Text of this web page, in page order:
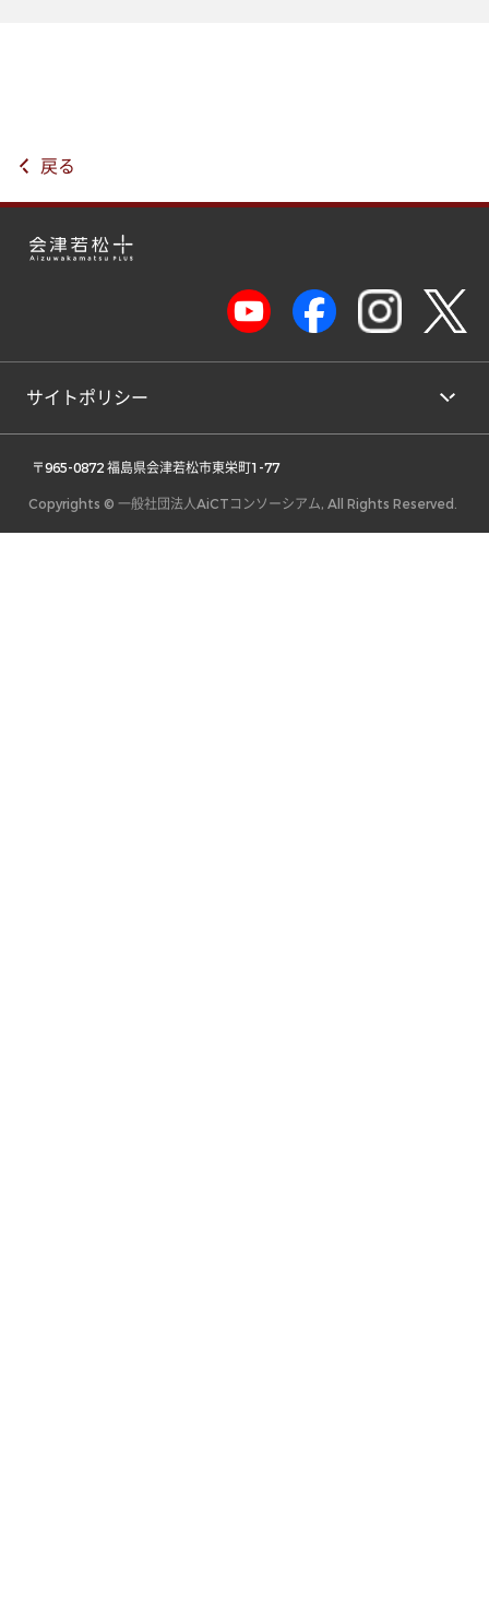
戻る
サイトポリシー
〒965-0872 福島県会津若松市東栄町1-77
Copyrights © 一般社団法人AiCTコンソーシアム, All Rights Reserved.